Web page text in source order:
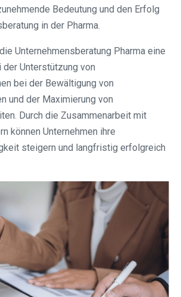
Bedeutung und den Erfolg
in der Pharma.
Unternehmensberatung Pharma eine
Unterstützung von
bei der Bewältigung von
und der Maximierung von
Durch die Zusammenarbeit mit
können Unternehmen ihre
steigern und langfristig erfolgreich